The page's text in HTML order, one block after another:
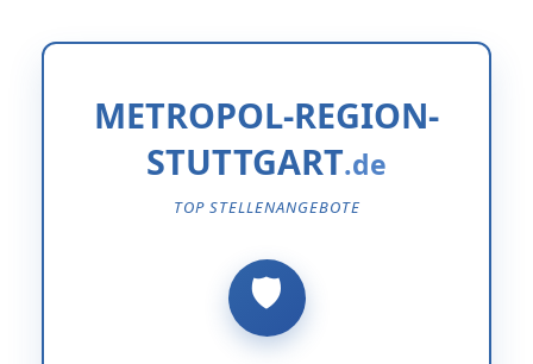
METROPOL-REGION-
STUTTGART
TOP STELLENANGEBOTE